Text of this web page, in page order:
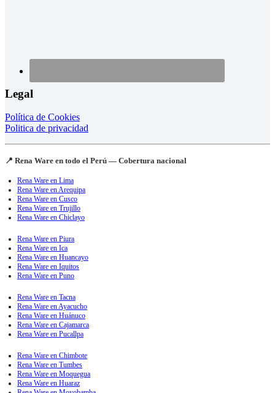
Legal
Política de Cookies
Politica de privacidad
📍 Rena Ware en todo el Perú — Cobertura nacional
Rena Ware en Lima
Rena Ware en Arequipa
Rena Ware en Cusco
Rena Ware en Trujillo
Rena Ware en Chiclayo
Rena Ware en Piura
Rena Ware en Ica
Rena Ware en Huancayo
Rena Ware en Iquitos
Rena Ware en Puno
Rena Ware en Tacna
Rena Ware en Ayacucho
Rena Ware en Huánuco
Rena Ware en Cajamarca
Rena Ware en Pucallpa
Rena Ware en Chimbote
Rena Ware en Tumbes
Rena Ware en Moquegua
Rena Ware en Huaraz